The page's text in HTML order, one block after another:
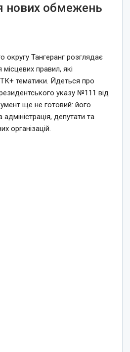
нових обмежень
округу Тангеранг розглядає
правил, які
тематики. Йдеться про
указу №111 від
ще не готовий: його
депутати та
організацій.